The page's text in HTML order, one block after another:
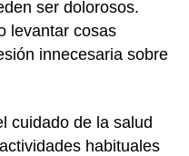
ser dolorosos.
levantar cosas
innecesaria sobre
cuidado de la salud
habituales